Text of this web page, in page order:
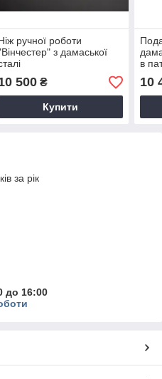
ручної роботи
з дамаської
500₴
Купити
в
10
за рік
до 16:00